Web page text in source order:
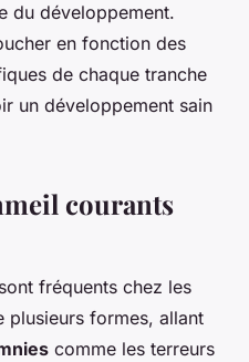
du développement.
en fonction des
de chaque tranche
un développement sain
courants
sont fréquents chez les
plusieurs formes, allant
comme les terreurs